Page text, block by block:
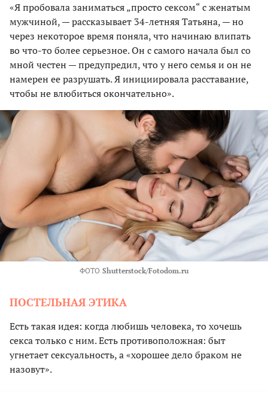
«Я пробовала заниматься „просто сексом“ с женатым
мужчиной, — рассказывает 34-летняя Татьяна, — но
через некоторое время поняла, что начинаю влипать
во что-то более серьезное. Он с самого начала был со
мной честен — предупредил, что у него семья и он не
намерен ее разрушать. Я инициировала расставание,
чтобы не влюбиться окончательно».
ФОТО Shutterstock/Fotodom.ru
ПОСТЕЛЬНАЯ ЭТИКА
Есть такая идея: когда любишь человека, то хочешь
секса только с ним. Есть противоположная: быт
угнетает сексуальность, а «хорошее дело браком не
назовут».